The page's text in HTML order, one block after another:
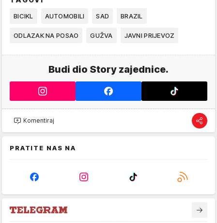
BICIKL AUTOMOBILI SAD BRAZIL
ODLAZAK NA POSAO GUŽVA JAVNI PRIJEVOZ
Budi dio Story zajednice.
Komentiraj
PRATITE NAS NA